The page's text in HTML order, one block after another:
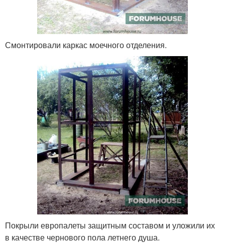
Смонтировали каркас моечного отделения.
Покрыли европалеты защитным составом и уложили их
в качестве чернового пола летнего душа.